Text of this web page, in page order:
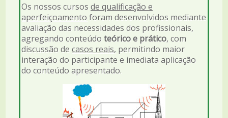
Os nossos cursos de qualificação e
aperfeiçoamento foram desenvolvidos mediante
avaliação das necessidades dos profissionais,
agregando conteúdo teórico e prático, com
discussão de casos reais, permitindo maior
interação do participante e imediata aplicação
do conteúdo apresentado.